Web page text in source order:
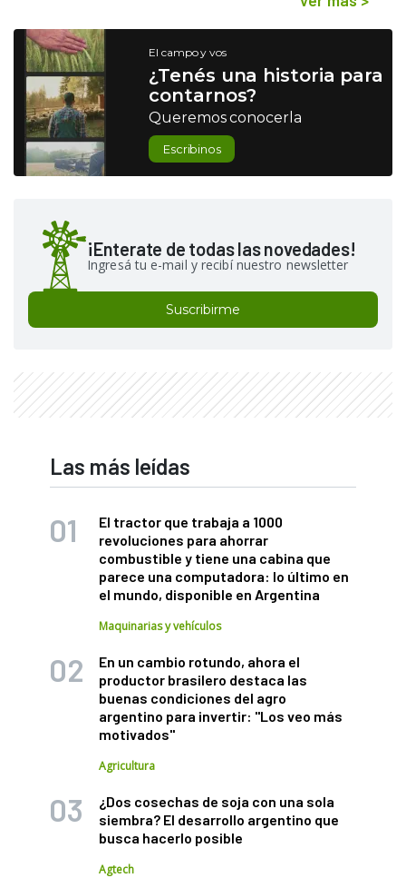
El campo y vos
¿Tenés una historia para
contarnos?
Queremos conocerla
Escribinos
¡Enterate de todas las novedades!
Ingresá tu e-mail y recibí nuestro newsletter
Suscribirme
Las más leídas
El tractor que trabaja a 1000
revoluciones para ahorrar
combustible y tiene una cabina que
parece una computadora: lo último en
el mundo, disponible en Argentina
Maquinarias y vehículos
En un cambio rotundo, ahora el
productor brasilero destaca las
buenas condiciones del agro
argentino para invertir: "Los veo más
motivados"
Agricultura
¿Dos cosechas de soja con una sola
siembra? El desarrollo argentino que
busca hacerlo posible
Agtech